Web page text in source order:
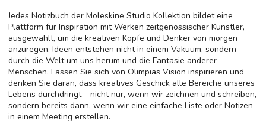
Jedes Notizbuch der Moleskine Studio Kollektion bildet eine
Plattform für Inspiration mit Werken zeitgenössischer Künstler,
ausgewählt, um die kreativen Köpfe und Denker von morgen
anzuregen. Ideen entstehen nicht in einem Vakuum, sondern
durch die Welt um uns herum und die Fantasie anderer
Menschen. Lassen Sie sich von Olimpias Vision inspirieren und
denken Sie daran, dass kreatives Geschick alle Bereiche unseres
Lebens durchdringt – nicht nur, wenn wir zeichnen und schreiben,
sondern bereits dann, wenn wir eine einfache Liste oder Notizen
in einem Meeting erstellen.